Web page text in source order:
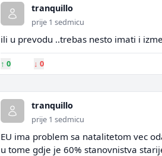
tranquillo
prije 1 sedmicu
ili u prevodu ..trebas nesto imati i
↑ 0 ↓ 0
tranquillo
prije 1 sedmicu
EU ima problem sa natalitetom vec
u tome gdje je 60% stanovnistva